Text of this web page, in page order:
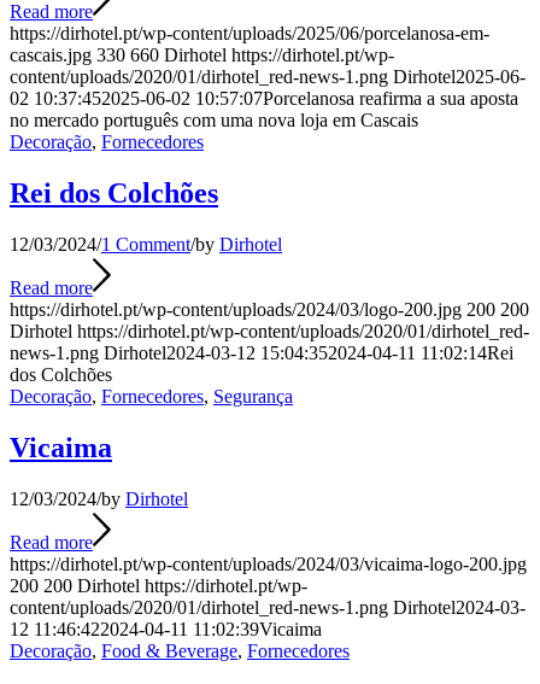
Read more
https://dirhotel.pt/wp-content/uploads/2025/06/porcelanosa-em-
cascais.jpg 330 660 Dirhotel https://dirhotel.pt/wp-
content/uploads/2020/01/dirhotel_red-news-1.png Dirhotel2025-06-
02 10:37:452025-06-02 10:57:07Porcelanosa reafirma a sua aposta
no mercado português com uma nova loja em Cascais
Decoração, Fornecedores
Rei dos Colchões
12/03/2024/1 Comment/by Dirhotel
Read more
https://dirhotel.pt/wp-content/uploads/2024/03/logo-200.jpg 200 200
Dirhotel https://dirhotel.pt/wp-content/uploads/2020/01/dirhotel_red-
news-1.png Dirhotel2024-03-12 15:04:352024-04-11 11:02:14Rei
dos Colchões
Decoração, Fornecedores, Segurança
Vicaima
12/03/2024/by Dirhotel
Read more
https://dirhotel.pt/wp-content/uploads/2024/03/vicaima-logo-200.jpg
200 200 Dirhotel https://dirhotel.pt/wp-
content/uploads/2020/01/dirhotel_red-news-1.png Dirhotel2024-03-
12 11:46:422024-04-11 11:02:39Vicaima
Decoração, Food & Beverage, Fornecedores